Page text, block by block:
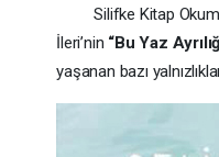
Silifke Kitap Okuma
İleri’nin “Bu Yaz
yaşanan bazı